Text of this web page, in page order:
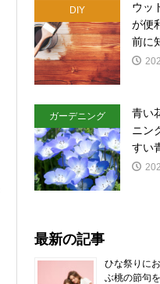
DIY
ウッ
が便
前に
ガーデニング
青い
ニン
すい
最新の記事
ひな祭りに
ぶ桃の節句